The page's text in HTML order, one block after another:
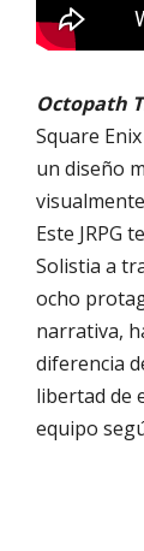
Octopath
Square
un diseño
Este JRPG
Solistia a
ocho
narrativa,
diferencia
libertad de
equipo